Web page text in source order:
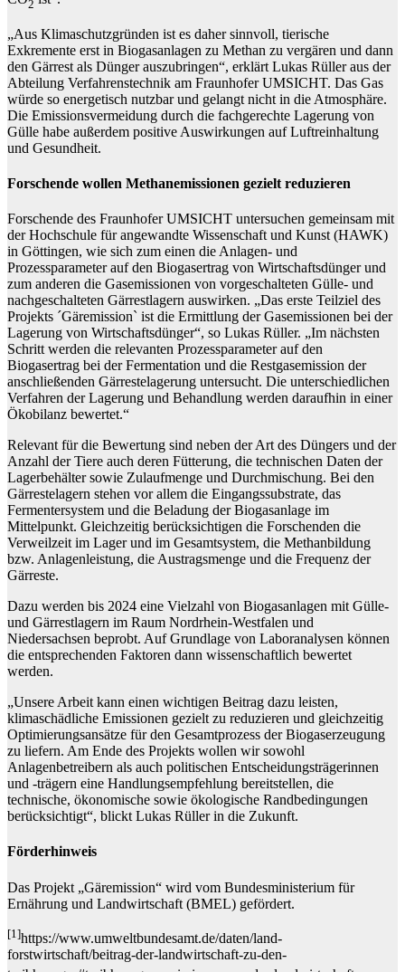
2
„Aus Klimaschutzgründen ist es daher sinnvoll, tierische
Exkremente erst in Biogasanlagen zu Methan zu vergären und dann
den Gärrest als Dünger auszubringen“, erklärt Lukas Rüller aus der
Abteilung Verfahrenstechnik am Fraunhofer UMSICHT. Das Gas
würde so energetisch nutzbar und gelangt nicht in die Atmosphäre.
Die Emissionsvermeidung durch die fachgerechte Lagerung von
Gülle habe außerdem positive Auswirkungen auf Luftreinhaltung
und Gesundheit.
Forschende wollen Methanemissionen gezielt reduzieren
Forschende des Fraunhofer UMSICHT untersuchen gemeinsam mit
der Hochschule für angewandte Wissenschaft und Kunst (HAWK)
in Göttingen, wie sich zum einen die Anlagen- und
Prozessparameter auf den Biogasertrag von Wirtschaftsdünger und
zum anderen die Gasemissionen von vorgeschalteten Gülle- und
nachgeschalteten Gärrestlagern auswirken. „Das erste Teilziel des
Projekts ´Gäremission` ist die Ermittlung der Gasemissionen bei der
Lagerung von Wirtschaftsdünger“, so Lukas Rüller. „Im nächsten
Schritt werden die relevanten Prozessparameter auf den
Biogasertrag bei der Fermentation und die Restgasemission der
anschließenden Gärrestelagerung untersucht. Die unterschiedlichen
Verfahren der Lagerung und Behandlung werden daraufhin in einer
Ökobilanz bewertet.“
Relevant für die Bewertung sind neben der Art des Düngers und der
Anzahl der Tiere auch deren Fütterung, die technischen Daten der
Lagerbehälter sowie Zulaufmenge und Durchmischung. Bei den
Gärrestelagern stehen vor allem die Eingangssubstrate, das
Fermentersystem und die Beladung der Biogasanlage im
Mittelpunkt. Gleichzeitig berücksichtigen die Forschenden die
Verweilzeit im Lager und im Gesamtsystem, die Methanbildung
bzw. Anlagenleistung, die Austragsmenge und die Frequenz der
Gärreste.
Dazu werden bis 2024 eine Vielzahl von Biogasanlagen mit Gülle-
und Gärrestlagern im Raum Nordrhein-Westfalen und
Niedersachsen beprobt. Auf Grundlage von Laboranalysen können
die entsprechenden Faktoren dann wissenschaftlich bewertet
werden.
„Unsere Arbeit kann einen wichtigen Beitrag dazu leisten,
klimaschädliche Emissionen gezielt zu reduzieren und gleichzeitig
Optimierungsansätze für den Gesamtprozess der Biogaserzeugung
zu liefern. Am Ende des Projekts wollen wir sowohl
Anlagenbetreibern als auch politischen Entscheidungsträgerinnen
und -trägern eine Handlungsempfehlung bereitstellen, die
technische, ökonomische sowie ökologische Randbedingungen
berücksichtigt“, blickt Lukas Rüller in die Zukunft.
Förderhinweis
Das Projekt „Gäremission“ wird vom Bundesministerium für
Ernährung und Landwirtschaft (BMEL) gefördert.
[1]https://www.umweltbundesamt.de/daten/land-
forstwirtschaft/beitrag-der-landwirtschaft-zu-den-